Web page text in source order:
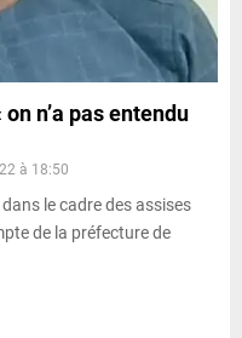
n’a pas entendu
à 18:50
le cadre des assises
de la préfecture de